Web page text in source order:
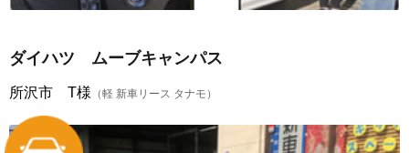
ダイハツ ムーブキャンパス
所沢市 T様 （軽 新車リース タナモ）